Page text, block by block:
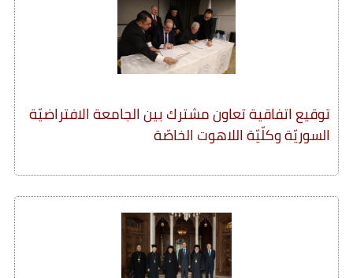
توقيع اتفاقية تعاون مشترك بين الجامعة الافتراضيّة
السوريّة وكلّيّة اللاهوت الخاصّة